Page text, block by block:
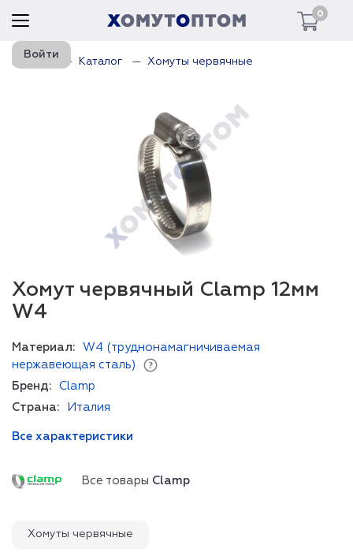
0
Войти
Главная Каталог Хомуты червячные
Хомут червячный Clamp 12мм
W4
Материал:
W4 (труднонамагничиваемая
нержавеющая сталь)
Бренд:
Clamp
Страна:
Италия
Все характеристики
Все товары Clamp
Хомуты червячные